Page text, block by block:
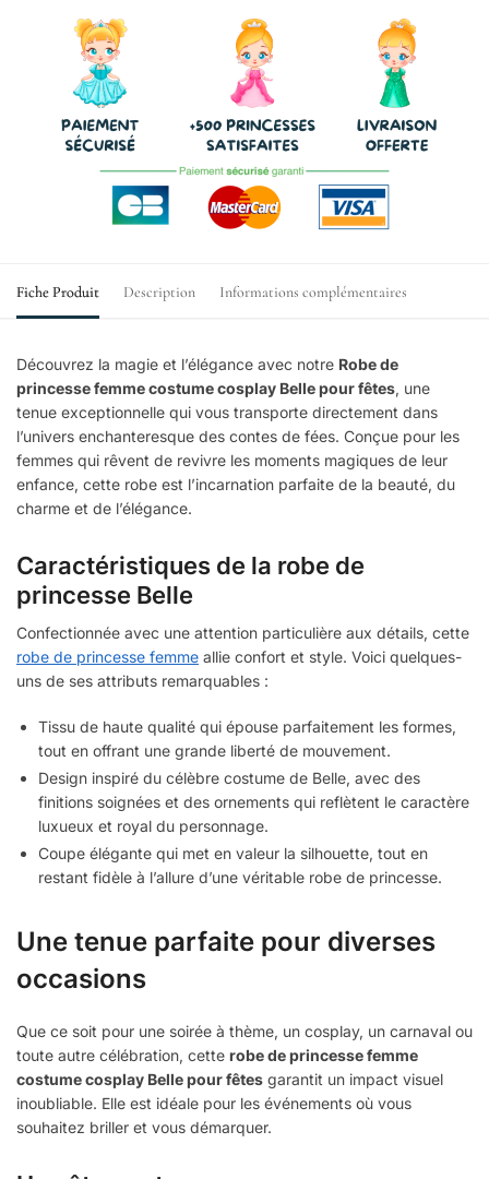
Fiche Produit Description Informations complémentaires
Découvrez la magie et l’élégance avec notre Robe de
princesse femme costume cosplay Belle pour fêtes, une
tenue exceptionnelle qui vous transporte directement dans
l’univers enchanteresque des contes de fées. Conçue pour les
femmes qui rêvent de revivre les moments magiques de leur
enfance, cette robe est l’incarnation parfaite de la beauté, du
charme et de l’élégance.
Caractéristiques de la robe de
princesse Belle
Confectionnée avec une attention particulière aux détails, cette
robe de princesse femme allie confort et style. Voici quelques-
uns de ses attributs remarquables :
Tissu de haute qualité qui épouse parfaitement les formes,
tout en offrant une grande liberté de mouvement.
Design inspiré du célèbre costume de Belle, avec des
finitions soignées et des ornements qui reflètent le caractère
luxueux et royal du personnage.
Coupe élégante qui met en valeur la silhouette, tout en
restant fidèle à l’allure d’une véritable robe de princesse.
Une tenue parfaite pour diverses
occasions
Que ce soit pour une soirée à thème, un cosplay, un carnaval ou
toute autre célébration, cette robe de princesse femme
costume cosplay Belle pour fêtes garantit un impact visuel
inoubliable. Elle est idéale pour les événements où vous
souhaitez briller et vous démarquer.